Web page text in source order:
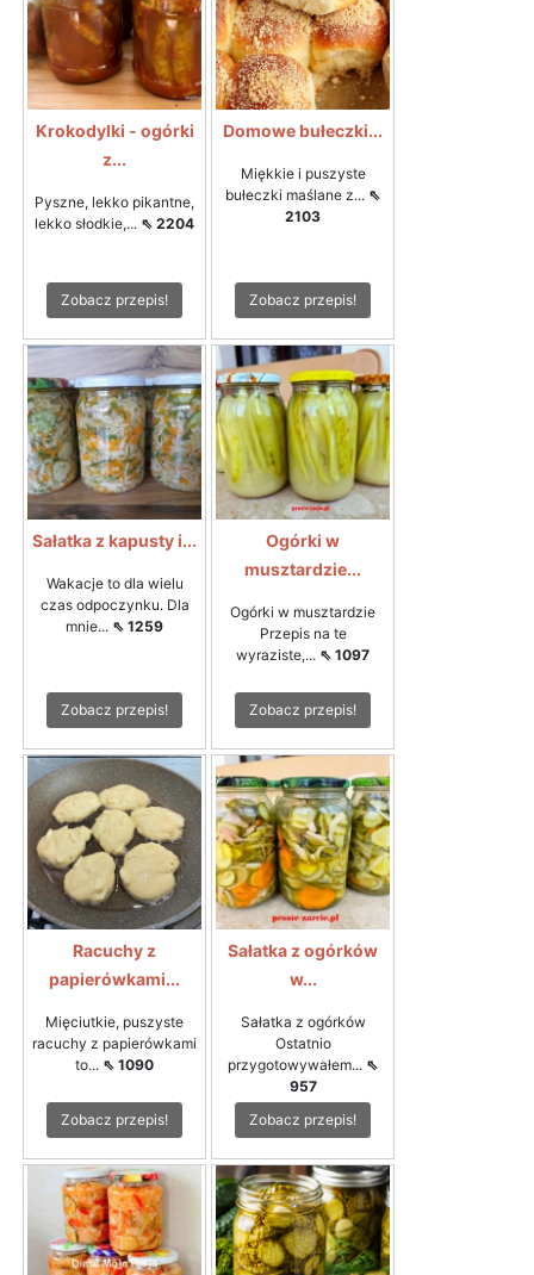
Krokodylki - ogórki
z...
Pyszne, lekko pikantne,
lekko słodkie,... ⇖ 2204
Zobacz przepis!
Domowe bułeczki...
Miękkie i puszyste
bułeczki maślane z... ⇖
2103
Zobacz przepis!
Sałatka z kapusty i...
Wakacje to dla wielu
czas odpoczynku. Dla
mnie... ⇖ 1259
Zobacz przepis!
Ogórki w
musztardzie...
Ogórki w musztardzie
Przepis na te
wyraziste,... ⇖ 1097
Zobacz przepis!
Racuchy z
papierówkami...
Mięciutkie, puszyste
racuchy z papierówkami
to... ⇖ 1090
Zobacz przepis!
Sałatka z ogórków
w...
Sałatka z ogórków
Ostatnio
przygotowywałem... ⇖
957
Zobacz przepis!